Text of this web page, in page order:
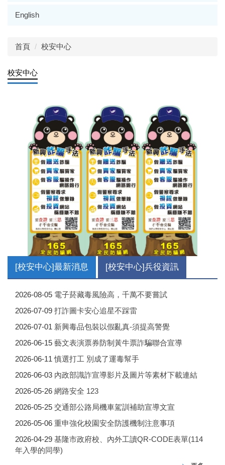
English
首頁 校安中心
校安中心
[校安中心]最新消息 [校安中心]兵役資訊
2026-08-05 電子菸藏毒風險高，千萬不要嘗試
2026-07-09 打詐圖卡安心追星不踩雷
2026-07-01 新興毒品包裝以假亂真-須提高警覺
2026-06-15 藝文表演票券防制黃牛票詐騙聯合宣導
2026-06-11慎選打工 別成了運毒幫手
2026-06-03 內政部識詐宣導影片及圖片等素材下載連結
2026-05-26 網路安全 123
2026-05-25 交通部公路局機車駕訓補助宣導文宣
2026-05-06 重申強化校園安全防護機制注意事項
2026-04-29 基隆市政府校、內外工讀QR-CODE表單(114
年入學的同學)